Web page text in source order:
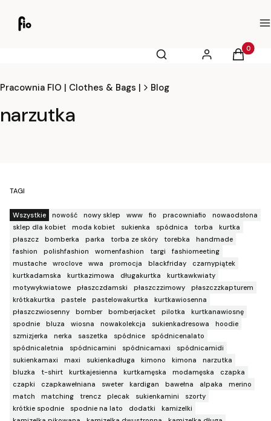
Otwórz wyszukiwarkę
Szukaj Zaloguj sięKoszyk
Pracownia FIO | Clothes & Bags | Blog
narzutka
TAGI
Wszystkie nowość nowy sklep www fio pracowniafio
nowaodsłona
sklep dla kobiet
moda kobiet sukienka spódnica torba
kurtka
płaszcz
bomberka parka torba ze skóry torebka
handmade
fashion
polishfashion womenfashion targi
fashiomeeting
mustache
wroclove wwa promocja blackfriday
czarnypiątek
kurtkadamska
kurtkazimowa długakurtka
kurtkawkwiaty
motywykwiatowe
płaszczdamski płaszczzimowy
płaszczzkapturem
krótkakurtka
pastele pastelowakurtka
kurtkawiosenna
płaszczwiosenny
bomber bomberjacket pilotka
kurtkanawiosnę
spodnie
bluza wiosna nowakolekcja sukienkadresowa
hoodie
szmizjerka
nerka saszetka spódnice
spódnicenalato
spódnicaletnia
spódnicamini spódnicamaxi
spódnicamidi
sukienkamaxi
maxi sukienkadługa kimono kimona
narzutka
bluzka
t-shirt kurtkajesienna kurtkamęska modamęska
czapka
czapki
czapkawełniana sweter kardigan bawełna alpaka
merino
match
matching trencz plecak sukienkamini
szorty
krótkie spodnie
spodnie na lato dodatki
kamizelki